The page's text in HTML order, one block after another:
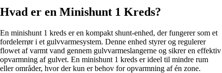
Hvad er en Minishunt 1 Kreds?
En minishunt 1 kreds er en kompakt shunt-enhed, der fungerer som et
fordelerrør i et gulvvarmesystem. Denne enhed styrer og regulerer
flowet af varmt vand gennem gulvvarmeslangerne og sikrer en effektiv
opvarmning af gulvet. En minishunt 1 kreds er ideel til mindre rum
eller områder, hvor der kun er behov for opvarmning af én zone.